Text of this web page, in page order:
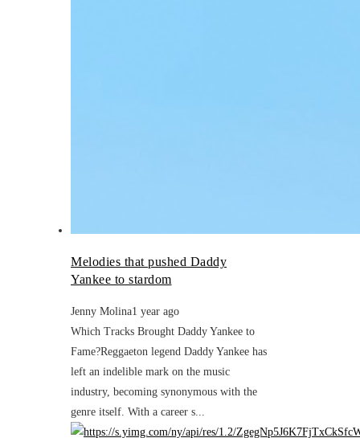
Melodies that pushed Daddy
Yankee to stardom
Jenny Molina1 year ago
Which Tracks Brought Daddy Yankee to
Fame?Reggaeton legend Daddy Yankee has
left an indelible mark on the music
industry, becoming synonymous with the
genre itself. With a career s...